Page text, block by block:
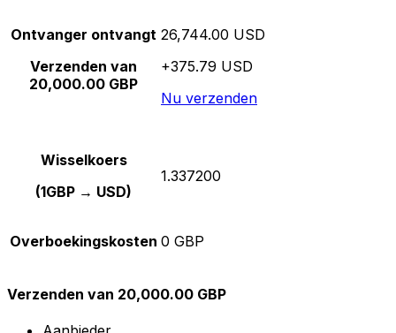
Ontvanger ontvangt
Verzenden van
20,000.00 GBP
26,744.00 USD
+375.79 USD
Nu verzenden
Wisselkoers
(1GBP → USD)
1.337200
Overboekingskosten 0 GBP
Verzenden van 20,000.00 GBP